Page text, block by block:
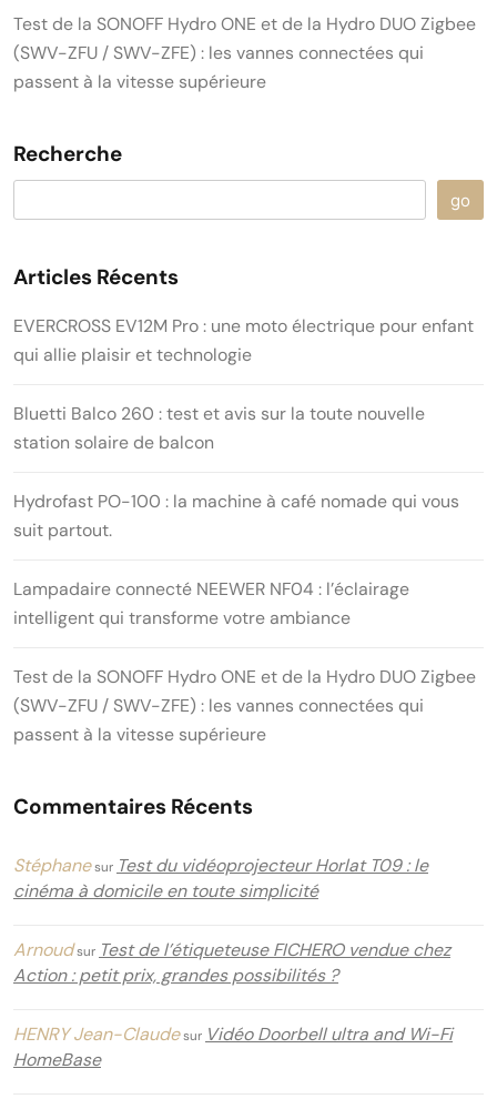
Test de la SONOFF Hydro ONE et de la Hydro DUO Zigbee
(SWV-ZFU / SWV-ZFE) : les vannes connectées qui
passent à la vitesse supérieure
Recherche
go
Articles Récents
EVERCROSS EV12M Pro : une moto électrique pour enfant
qui allie plaisir et technologie
Bluetti Balco 260 : test et avis sur la toute nouvelle
station solaire de balcon
Hydrofast PO-100 : la machine à café nomade qui vous
suit partout.
Lampadaire connecté NEEWER NF04 : l’éclairage
intelligent qui transforme votre ambiance
Test de la SONOFF Hydro ONE et de la Hydro DUO Zigbee
(SWV-ZFU / SWV-ZFE) : les vannes connectées qui
passent à la vitesse supérieure
Commentaires Récents
Stéphanesur Test du vidéoprojecteur Horlat T09 : le
cinéma à domicile en toute simplicité
Arnoudsur Test de l’étiqueteuse FICHERO vendue chez
Action : petit prix, grandes possibilités ?
HENRY Jean-Claudesur Vidéo Doorbell ultra and Wi-Fi
HomeBase